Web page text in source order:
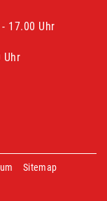
17.00 Uhr
Uhr
Sitemap